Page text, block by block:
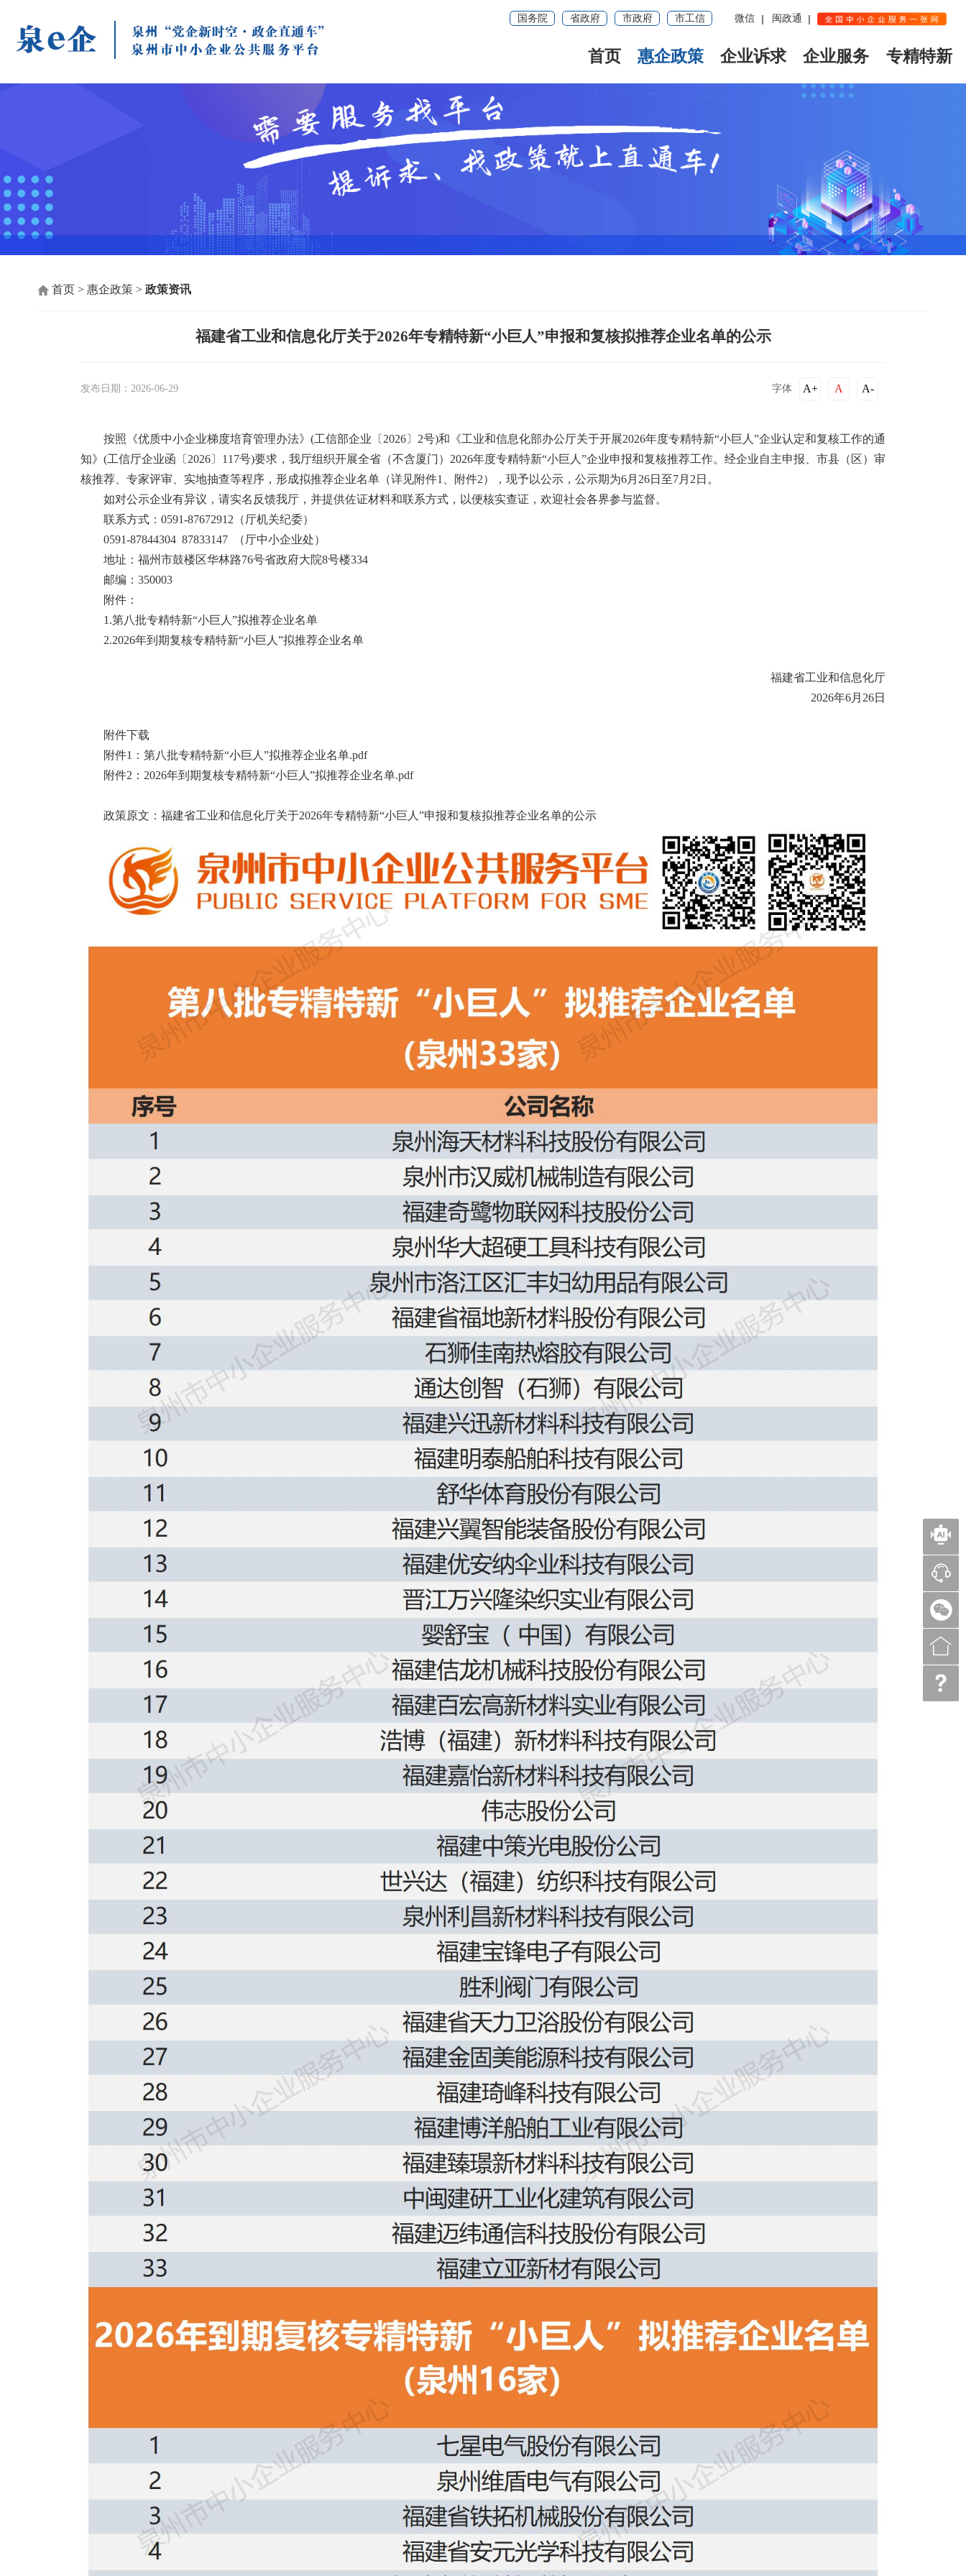
国务院 省政府 市政府 市工信 微信 闽政通
首页 惠企政策 企业诉求 企业服务 专精特新
首页 > 惠企政策 > 政策资讯
福建省工业和信息化厅关于2026年专精特新“小巨人”申报和复核拟推荐企业名单的公示
发布日期：2026-06-29 字体 A+ A A-
按照《优质中小企业梯度培育管理办法》(工信部企业〔2026〕2号)和《工业和信息化部办公厅关于开展2026年度专精特新“小巨人”企业认定和复核工作的通
知》(工信厅企业函〔2026〕117号)要求，我厅组织开展全省（不含厦门）2026年度专精特新“小巨人”企业申报和复核推荐工作。经企业自主申报、市县（区）审
核推荐、专家评审、实地抽查等程序，形成拟推荐企业名单（详见附件1、附件2），现予以公示，公示期为6月26日至7月2日。
如对公示企业有异议，请实名反馈我厅，并提供佐证材料和联系方式，以便核实查证，欢迎社会各界参与监督。
联系方式：0591-87672912（厅机关纪委）
0591-87844304 87833147 （厅中小企业处）
地址：福州市鼓楼区华林路76号省政府大院8号楼334
邮编：350003
附件：
1.第八批专精特新“小巨人”拟推荐企业名单
2.2026年到期复核专精特新“小巨人”拟推荐企业名单
福建省工业和信息化厅
2026年6月26日
附件下载
附件1：第八批专精特新“小巨人”拟推荐企业名单.pdf
附件2：2026年到期复核专精特新“小巨人”拟推荐企业名单.pdf
政策原文： 福建省工业和信息化厅关于2026年专精特新“小巨人”申报和复核拟推荐企业名单的公示